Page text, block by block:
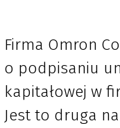
Firma Omron
o podpisaniu
kapitałowej w
Jest to druga